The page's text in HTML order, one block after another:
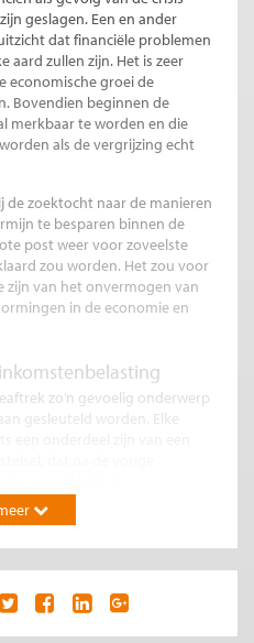
geslagen. Een en ander
dat financiële problemen
aard zullen zijn. Het is zeer
economische groei de
Bovendien beginnen de
merkbaar te worden en die
als de vergrijzing echt
de zoektocht naar de manieren
te besparen binnen de
post weer voor zoveelste
zou worden. Het zou voor
zijn van het onvermogen van
in de economie en
zo’n gevoelig onderwerp
gesleuteld worden. Elke
moet
worden om de nog
Wanneer dat moet
de inkomstenbelasting